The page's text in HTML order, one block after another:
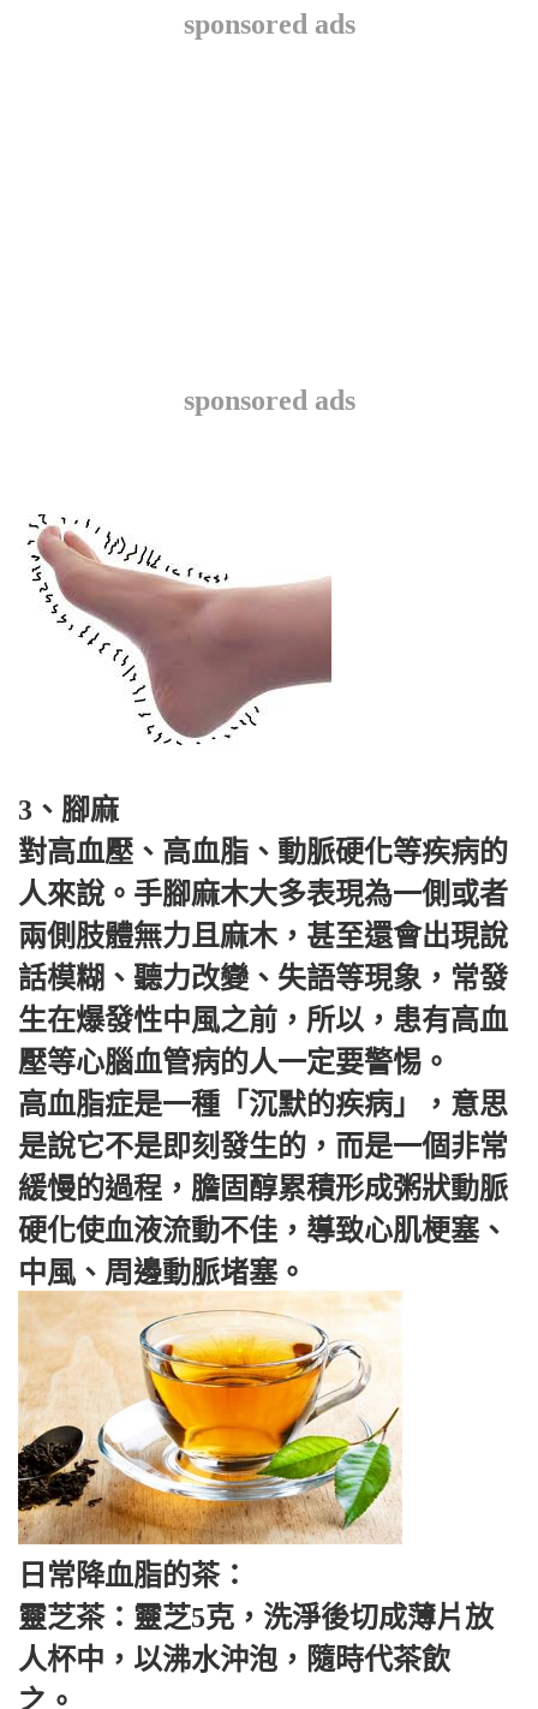
sponsored ads
sponsored ads
3、腳麻
對高血壓、高血脂、動脈硬化等疾病的
人來說。手腳麻木大多表現為一側或者
兩側肢體無力且麻木，甚至還會出現說
話模糊、聽力改變、失語等現象，常發
生在爆發性中風之前，所以，患有高血
壓等心腦血管病的人一定要警惕。
高血脂症是一種「沉默的疾病」，意思
是說它不是即刻發生的，而是一個非常
緩慢的過程，膽固醇累積形成粥狀動脈
硬化使血液流動不佳，導致心肌梗塞、
中風、周邊動脈堵塞。
日常降血脂的茶：
靈芝茶：靈芝5克，洗淨後切成薄片放
人杯中，以沸水沖泡，隨時代茶飲
之。